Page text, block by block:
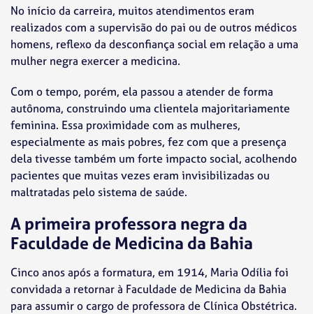
No início da carreira, muitos atendimentos eram
realizados com a supervisão do pai ou de outros médicos
homens, reflexo da desconfiança social em relação a uma
mulher negra exercer a medicina.
Com o tempo, porém, ela passou a atender de forma
autônoma, construindo uma clientela majoritariamente
feminina. Essa proximidade com as mulheres,
especialmente as mais pobres, fez com que a presença
dela tivesse também um forte impacto social, acolhendo
pacientes que muitas vezes eram invisibilizadas ou
maltratadas pelo sistema de saúde.
A primeira professora negra da
Faculdade de Medicina da Bahia
Cinco anos após a formatura, em 1914, Maria Odília foi
convidada a retornar à Faculdade de Medicina da Bahia
para assumir o cargo de professora de Clínica Obstétrica.